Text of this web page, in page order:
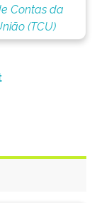
Contas da
(TCU)